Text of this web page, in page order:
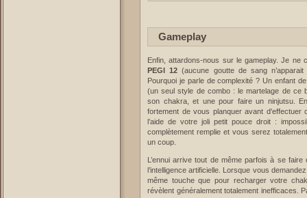
Gameplay
Enfin, attardons-nous sur le gameplay. Je ne
PEGI 12 (aucune goutte de sang
Pourquoi je parle de complexité ? Un enfant
(un seul style de combo : le martelage de ce
son chakra, et une pour faire un ninjutsu.
fortement de vous planquer avant
l’aide de votre joli petit pouce droit :
complètement remplie et vous serez
un coup.
L’ennui arrive tout de même parfois à se
l’intelligence artificielle. Lorsque vous
même touche que pour recharger votre
révèlent généralement totalement inefficaces.